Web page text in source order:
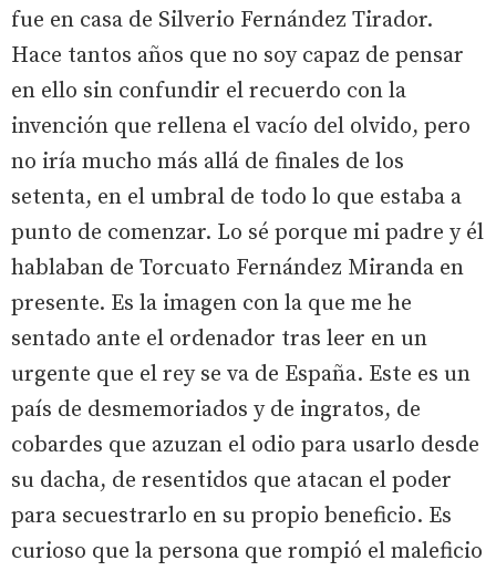
fue en casa de Silverio Fernández Tirador.
Hace tantos años que no soy capaz de pensar
en ello sin confundir el recuerdo con la
invención que rellena el vacío del olvido, pero
no iría mucho más allá de finales de los
setenta, en el umbral de todo lo que estaba a
punto de comenzar. Lo sé porque mi padre y él
hablaban de Torcuato Fernández Miranda en
presente. Es la imagen con la que me he
sentado ante el ordenador tras leer en un
urgente que el rey se va de España. Este es un
país de desmemoriados y de ingratos, de
cobardes que azuzan el odio para usarlo desde
su dacha, de resentidos que atacan el poder
para secuestrarlo en su propio beneficio. Es
curioso que la persona que rompió el maleficio